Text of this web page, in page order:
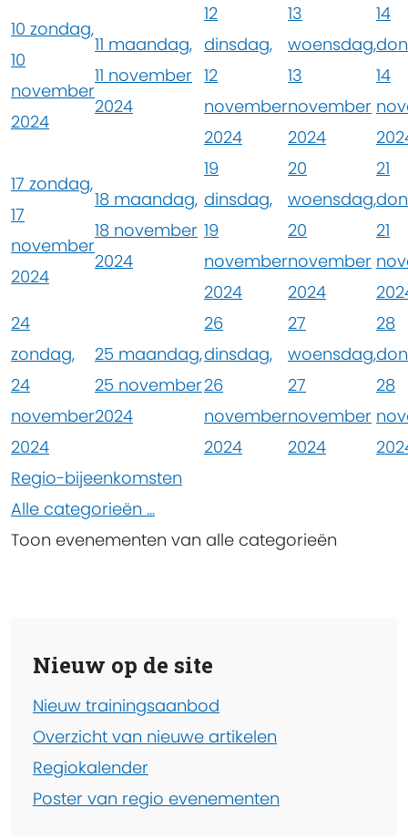
10 zondag,
10
november
2024
11 maandag,
11 november
2024
12
dinsdag,
12
november
2024
13
woensdag,
13
november
2024
14
14
17 zondag,
17
november
2024
18 maandag,
18 november
2024
19
dinsdag,
19
november
2024
20
woensdag,
20
november
2024
21
21
24
zondag,
24
november
2024
25 maandag,
25 november
2024
26
dinsdag,
26
november
2024
27
woensdag,
27
november
2024
28
28
Regio-bijeenkomsten
Alle categorieën ...
Toon evenementen van alle categorieën
Nieuw op de site
Nieuw trainingsaanbod
Overzicht van nieuwe artikelen
Regiokalender
Poster van regio evenementen